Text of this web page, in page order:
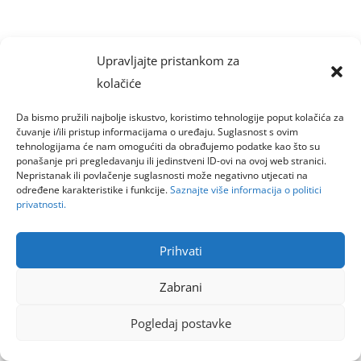
Upravljajte pristankom za
kolačiće
Da bismo pružili najbolje iskustvo, koristimo tehnologije poput kolačića za
čuvanje i/ili pristup informacijama o uređaju. Suglasnost s ovim
tehnologijama će nam omogućiti da obrađujemo podatke kao što su
ponašanje pri pregledavanju ili jedinstveni ID-ovi na ovoj web stranici.
Nepristanak ili povlačenje suglasnosti može negativno utjecati na
određene karakteristike i funkcije.Saznajte više informacija o politici
privatnosti.
Prihvati
Zabrani
Pogledaj postavke